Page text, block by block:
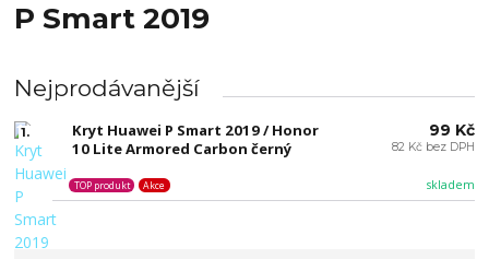
P Smart 2019
Nejprodávanější
1.
Kryt Huawei P Smart 2019 / Honor
10 Lite Armored Carbon černý
skladem
TOP produkt Akce
99 Kč
82 Kč bez DPH